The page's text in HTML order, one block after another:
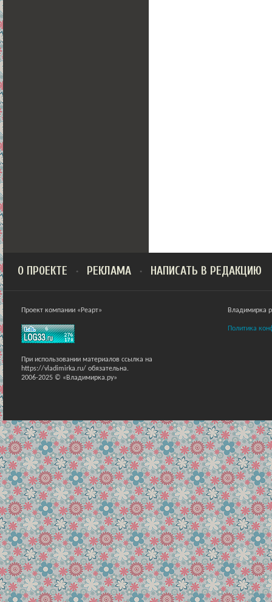
О ПРОЕКТЕ РЕКЛАМА НАПИСАТЬ В РЕДАКЦИЮ
Проект компании «Реарт»
При использовании материалов ссылка на
https://vladimirka.ru/ обязательна.
2006-2025 © «Владимирка.ру»
Владимирка
Политика